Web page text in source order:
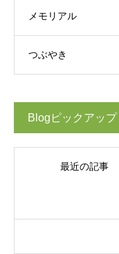
メモリアル
つぶやき
Blogピックアップ
最近の記事